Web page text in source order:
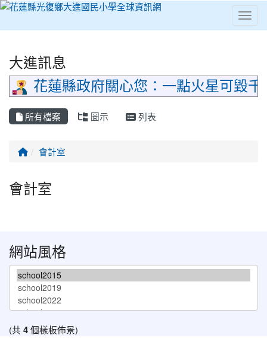
⏸
大進訊息
花蓮縣政府關心您：一點火星可毀
所有檔案 圖示 列表
回首頁
會計室
會計室
網站風格
(共 4個樣板佈景)